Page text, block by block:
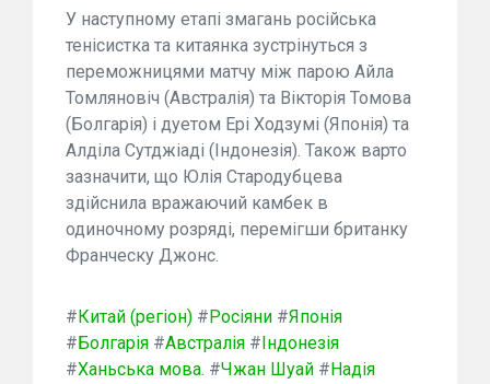
У наступному етапі змагань російська
тенісистка та китаянка зустрінуться з
переможницями матчу між парою Айла
Томляновіч (Австралія) та Вікторія Томова
(Болгарія) і дуетом Ері Ходзумі (Японія) та
Алділа Сутджіаді (Індонезія). Також варто
зазначити, що Юлія Стародубцева
здійснила вражаючий камбек в
одиночному розряді, перемігши британку
Франческу Джонс.
# Китай (регіон) # Росіяни #Японія
# Болгарія #Австралія # Індонезія
#Ханьська мова. #Чжан Шуай # Надія